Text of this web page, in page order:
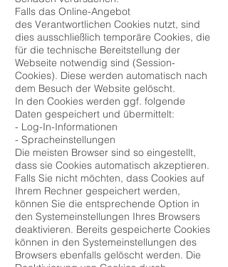
Falls das Online-Angebot
des Verantwortlichen Cookies nutzt, sind
dies ausschließlich temporäre Cookies, die
für die technische Bereitstellung der
Webseite notwendig sind (Session-
Cookies). Diese werden automatisch nach
dem Besuch der Website gelöscht.
In den Cookies werden ggf. folgende
Daten gespeichert und übermittelt:
- Log-In-Informationen
- Spracheinstellungen
Die meisten Browser sind so eingestellt,
dass sie Cookies automatisch akzeptieren.
Falls Sie nicht möchten, dass Cookies auf
Ihrem Rechner gespeichert werden,
können Sie die entsprechende Option in
den Systemeinstellungen Ihres Browsers
deaktivieren. Bereits gespeicherte Cookies
können in den Systemeinstellungen des
Browsers ebenfalls gelöscht werden. Die